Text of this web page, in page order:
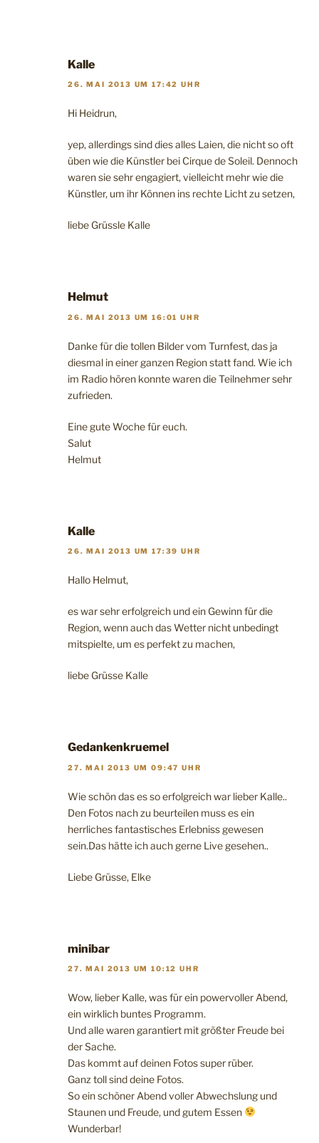
Kalle
26. MAI 2013 UM 17:42 UHR
Hi Heidrun,
yep, allerdings sind dies alles Laien, die nicht so oft
üben wie die Künstler bei Cirque de Soleil. Dennoch
waren sie sehr engagiert, vielleicht mehr wie die
Künstler, um ihr Können ins rechte Licht zu setzen,
liebe Grüssle Kalle
Helmut
26. MAI 2013 UM 16:01 UHR
Danke für die tollen Bilder vom Turnfest, das ja
diesmal in einer ganzen Region statt fand. Wie ich
im Radio hören konnte waren die Teilnehmer sehr
zufrieden.
Eine gute Woche für euch.
Salut
Helmut
Kalle
26. MAI 2013 UM 17:39 UHR
Hallo Helmut,
es war sehr erfolgreich und ein Gewinn für die
Region, wenn auch das Wetter nicht unbedingt
mitspielte, um es perfekt zu machen,
liebe Grüsse Kalle
Gedankenkruemel
27. MAI 2013 UM 09:47 UHR
Wie schön das es so erfolgreich war lieber Kalle..
Den Fotos nach zu beurteilen muss es ein
herrliches fantastisches Erlebniss gewesen
sein.Das hätte ich auch gerne Live gesehen..
Liebe Grüsse, Elke
minibar
27. MAI 2013 UM 10:12 UHR
Wow, lieber Kalle, was für ein powervoller Abend,
ein wirklich buntes Programm.
Und alle waren garantiert mit größter Freude bei
der Sache.
Das kommt auf deinen Fotos super rüber.
Ganz toll sind deine Fotos.
So ein schöner Abend voller Abwechslung und
Staunen und Freude, und gutem Essen
Wunderbar!